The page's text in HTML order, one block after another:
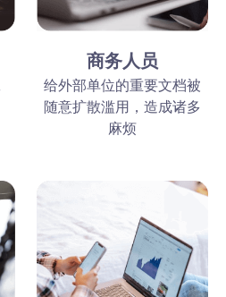
商务人员
给外部单位的重要文档被
随意扩散滥用，造成诸多
麻烦